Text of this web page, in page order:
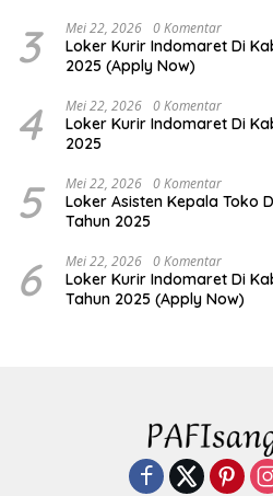
3 Mei 22, 2026 0 Komentar
Loker Kurir Indomaret Di
2025 (Apply Now)
4 Mei 22, 2026 0 Komentar
Loker Kurir Indomaret Di
2025
5 Mei 22, 2026 0 Komentar
Loker Asisten Kepala Toko
Tahun 2025
6 Mei 22, 2026 0 Komentar
Loker Kurir Indomaret Di
Tahun 2025 (Apply Now)